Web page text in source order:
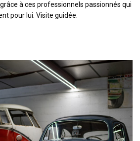
à ces professionnels passionnés qui
pour lui. Visite guidée.